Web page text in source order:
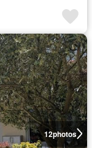
12photos